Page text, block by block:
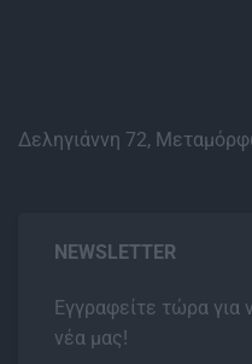
Δεληγιάννη 72,
NEWSLETTER
Εγγραφείτε τώρα για
νέα μας!